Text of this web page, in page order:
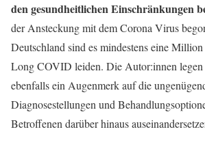
den gesundheitlichen Einschränkungen
der Ansteckung mit dem Corona Virus
Deutschland sind es mindestens eine
Long COVID leiden. Die Autor:innen
ebenfalls ein Augenmerk auf die
Diagnosestellungen und
Betroffenen darüber hinaus